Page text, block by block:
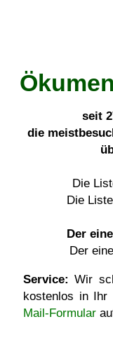
seit
die
Die
Die
Der
Der
Service: Wir
kostenlos in Ihr
Mail-Formular